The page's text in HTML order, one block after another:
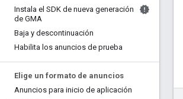
Instala el SDK de nueva generación
de GMA
Baja y descontinuación
Habilita los anuncios de prueba
Elige un formato de anuncios
Anuncios para inicio de aplicación